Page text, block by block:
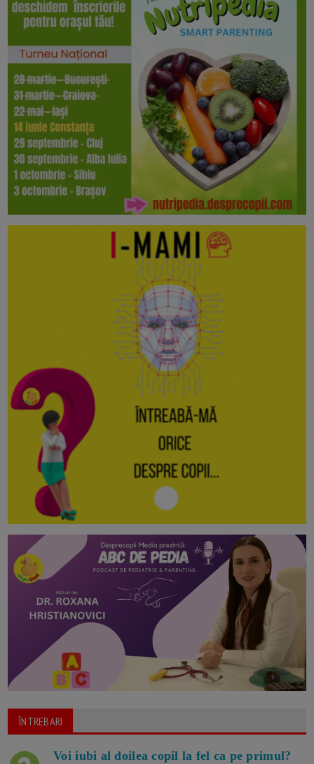
ÎNTREBARI
Voi iubi al doilea copil la fel ca pe primul?